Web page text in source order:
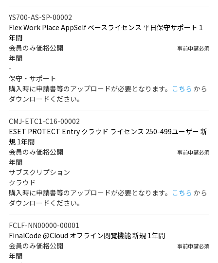
YS700-AS-SP-00002
Flex Work Place AppSelf ベースライセンス 平日保守サポート 1
年間
会員のみ価格公開
事前申請必須
年間
-
保守・サポート
購入時に申請書等のアップロードが必要となります。 こちら から
ダウンロードください。
CMJ-ETC1-C16-00002
ESET PROTECT Entry クラウド ライセンス 250-499ユーザー 新
規 1年間
会員のみ価格公開
事前申請必須
年間
サブスクリプション
クラウド
購入時に申請書等のアップロードが必要となります。 こちら から
ダウンロードください。
FCLF-NN00000-00001
FinalCode @Cloud オフライン閲覧機能 新規 1年間
会員のみ価格公開
事前申請必須
年間